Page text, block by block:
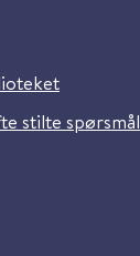
stilte spørsmål